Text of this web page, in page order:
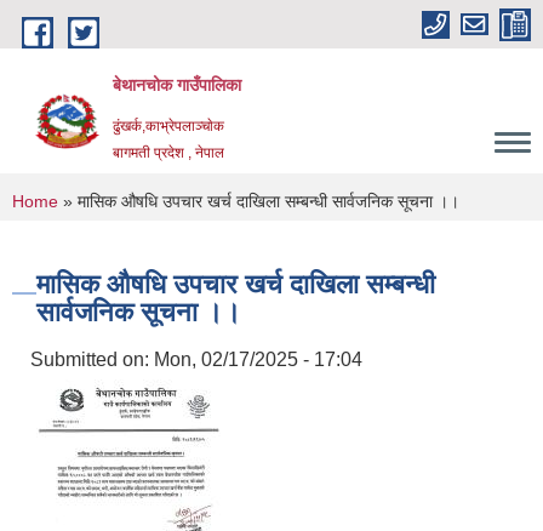
Skip to main content
बेथानचोक गाउँपालिका
ढुंखर्क,काभ्रेपलाञ्चाेक
बागमती प्रदेश , नेपाल
You are here
Home » मासिक औषधि उपचार खर्च दाखिला सम्बन्धी सार्वजनिक सूचना ।।
मासिक औषधि उपचार खर्च दाखिला सम्बन्धी
सार्वजनिक सूचना ।।
Submitted on: Mon, 02/17/2025 - 17:04